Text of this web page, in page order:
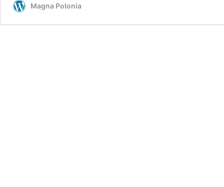
mieli
łapówki
Magna Polonia